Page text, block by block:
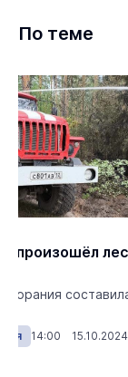
По теме
лесной
0,001